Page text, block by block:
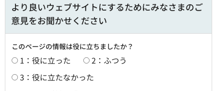
より良いウェブサイトにするためにみなさまのご
意見をお聞かせください
このページの情報は役に立ちましたか？
1：役に立った
2：ふつう
3：役に立たなかった